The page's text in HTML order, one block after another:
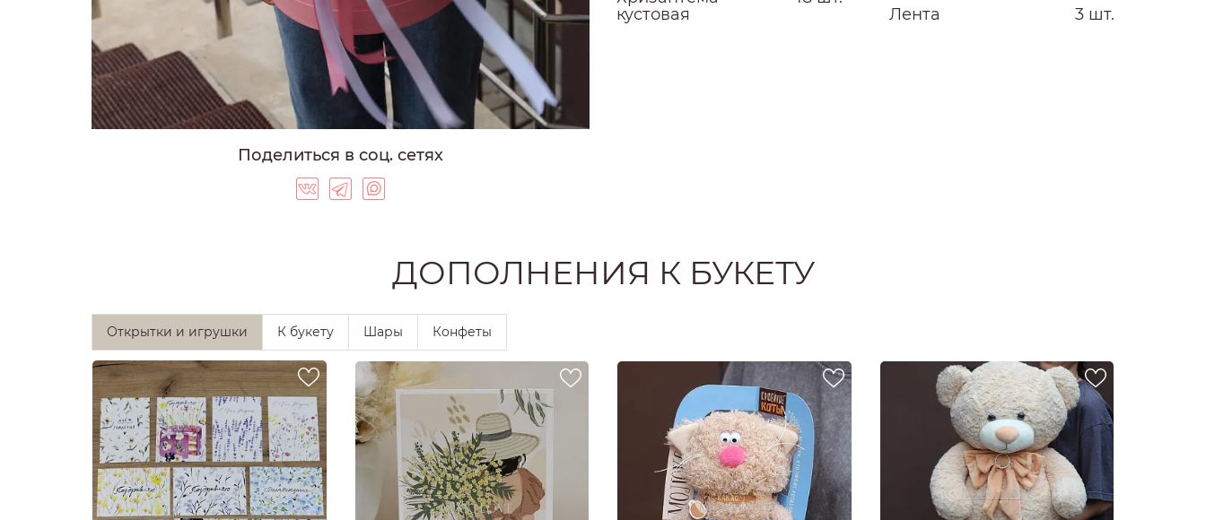
ФРАНЦУЗСКИЕ РОЗЫ
ВЫСОКИЕ РОЗЫ
СИНИЕ РОЗЫ
ФИОЛЕТОВЫЕ РОЗЫ
БОРДОВЫЕ РОЗЫ
РОЗЫ 50 СМ
Поделиться в соц. сетях
кустовая
Лента 3 шт.
ДОПОЛНЕНИЯ К БУКЕТУ
Открытки и игрушки К букету Шары Конфеты